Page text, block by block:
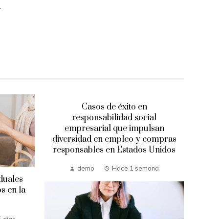
en la
Casos de éxito en
responsabilidad social
empresarial que impulsan
diversidad en empleo y compras
responsables en Estados Unidos
demo Hace 1 semana